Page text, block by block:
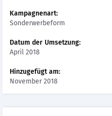
Kampagnenart:
Sonderwerbeform
Datum der Umsetzung:
April 2018
Hinzugefügt am:
November 2018